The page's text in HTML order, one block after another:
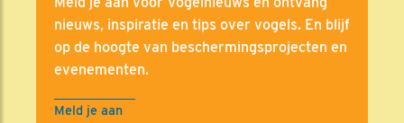
nieuws, inspiratie en tips over vogels. En blijf
op de hoogte van beschermingsprojecten en
evenementen.
Meld je aan